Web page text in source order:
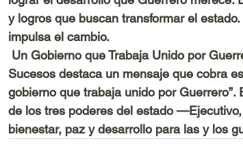
y logros que buscan transformar el
impulsa el cambio.
Un Gobierno que Trabaja Unido por
Sucesos destaca un mensaje que cobra
gobierno que trabaja unido por
de los tres poderes del estado
bienestar, paz y desarrollo para las y los